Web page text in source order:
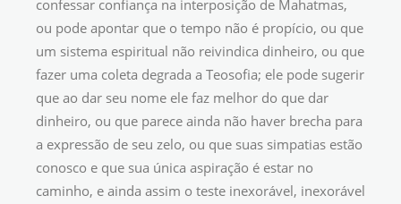
confessar confiança na interposição de Mahatmas,
ou pode apontar que o tempo não é propício, ou que
um sistema espiritual não reivindica dinheiro, ou que
fazer uma coleta degrada a Teosofia; ele pode sugerir
que ao dar seu nome ele faz melhor do que dar
dinheiro, ou que parece ainda não haver brecha para
a expressão de seu zelo, ou que suas simpatias estão
conosco e que sua única aspiração é estar no
caminho, e ainda assim o teste inexorável, inexorável